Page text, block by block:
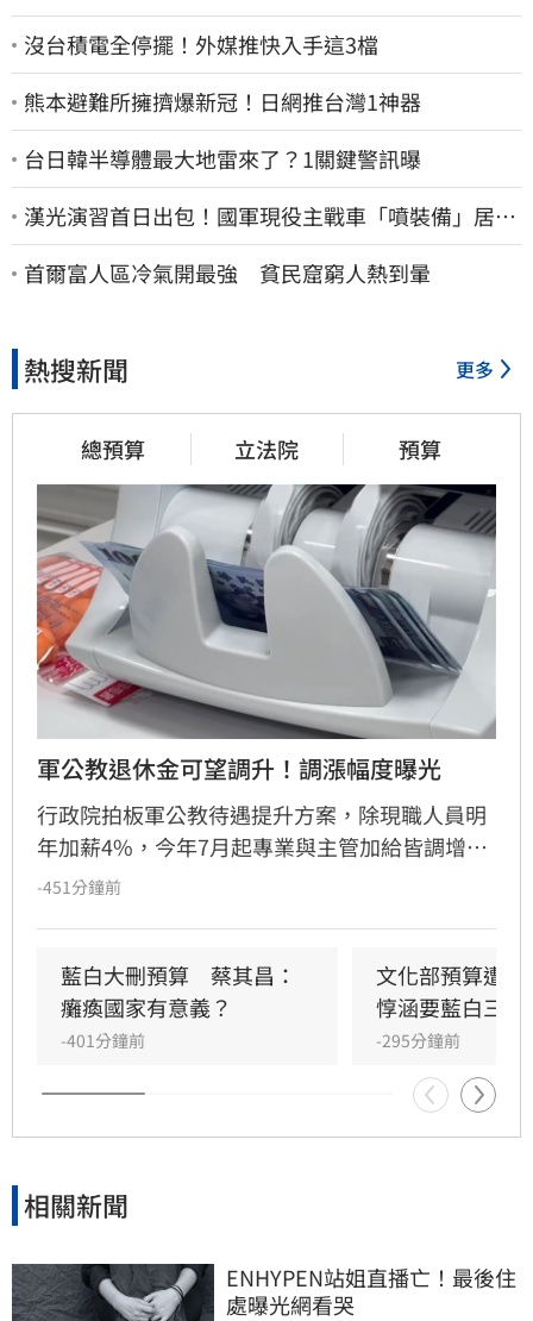
沒台積電全停擺！外媒推快入手這3檔
熊本避難所擁擠爆新冠！日網推台灣1神器
台日韓半導體最大地雷來了？1關鍵警訊曝
漢光演習首日出包！國軍現役主戰車「噴裝備」居民
撿到零件…軍方說話了
首爾富人區冷氣開最強 貧民窟窮人熱到暈
熱搜新聞 更多
總預算 立法院 預算
軍公教退休金可望調升！調漲幅度曝光
行政院拍板軍公教待遇提升方案，除現職人員明
年加薪4%，今年7月起專業與主管加給皆調增
2000元，總調幅最高上看11.56%。此外，因應
於明年度中央總預算中。行政院發言人李慧芝僅
強調，政府持續強化待遇。
-451分鐘前
藍白大刪預算　蔡其昌：
癱瘓國家有意義？
-401分鐘前
文化部預算遭
惇涵要藍白三思
-295分鐘前
相關新聞
ENHYPEN站姐直播亡！最後住
處曝光網看哭